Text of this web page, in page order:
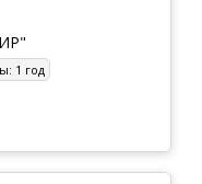
1 год